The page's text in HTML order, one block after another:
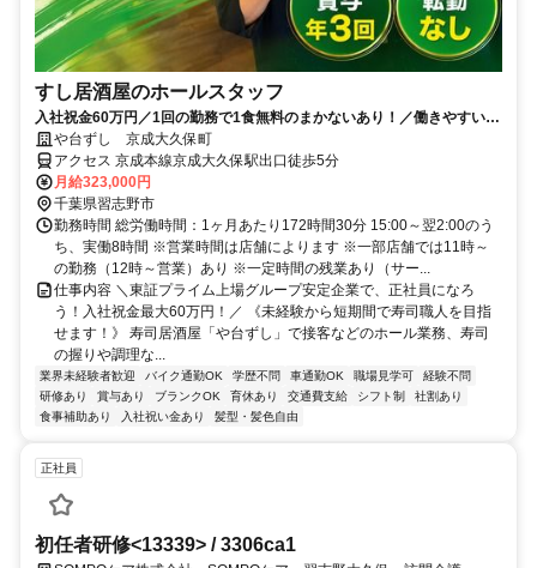
すし居酒屋のホールスタッフ
入社祝金60万円／1回の勤務で1食無料のまかないあり！／働きやすい環
境づくりに力を入れています◎
や台ずし 京成大久保町
アクセス 京成本線京成大久保駅出口徒歩5分
月給323,000円
千葉県習志野市
勤務時間 総労働時間：1ヶ月あたり172時間30分 15:00～翌2:00のう
ち、実働8時間 ※営業時間は店舗によります ※一部店舗では11時～
の勤務（12時～営業）あり ※一定時間の残業あり（サー...
仕事内容 ＼東証プライム上場グループ安定企業で、正社員になろ
う！入社祝金最大60万円！／ 《未経験から短期間で寿司職人を目指
せます！》 寿司居酒屋「や台ずし」で接客などのホール業務、寿司
の握りや調理な...
業界未経験者歓迎 バイク通勤OK 学歴不問 車通勤OK 職場見学可
経験不問
研修あり
賞与あり ブランクOK 育休あり 交通費支給 シフト制
社割あり
食事補助あり
入社祝い金あり 髪型・髪色自由
正社員
初任者研修<13339> / 3306ca1